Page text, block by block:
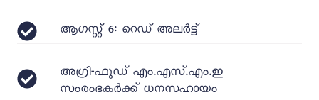
ആഗസ്റ്റ് 6: റെഡ് അലർട്ട്
അഗ്രി-ഫുഡ് എം.എസ്.എം.ഇ
സംരംഭകർക്ക് ധനസഹായം